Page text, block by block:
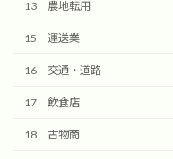
13 農地転用
15 運送業
16 交通・道路
17 飲食店
18 古物商